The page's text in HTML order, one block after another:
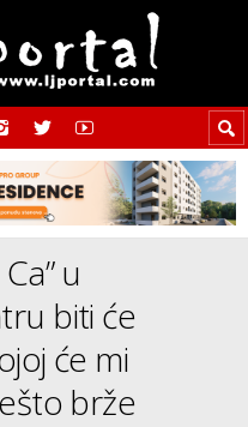
u
biti će
će mi
brže